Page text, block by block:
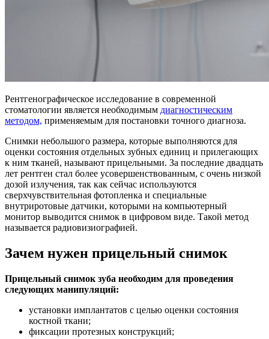
Рентгенографическое исследование в современной
стоматологии является необходимым диагностическим
методом, применяемым для постановки точного диагноза.
Снимки небольшого размера, которые выполняются для
оценки состояния отдельных зубных единиц и прилегающих
к ним тканей, называют прицельными. За последние двадцать
лет рентген стал более усовершенствованным, с очень низкой
дозой излучения, так как сейчас используются
сверхчувствительная фотопленка и специальные
внутриротовые датчики, которыми на компьютерный
монитор выводится снимок в цифровом виде. Такой метод
называется радиовизиографией.
Зачем нужен прицельный снимок
Прицельный снимок зуба необходим для проведения
следующих манипуляций:
установки имплантатов с целью оценки состояния
костной ткани;
фиксации протезных конструкций;